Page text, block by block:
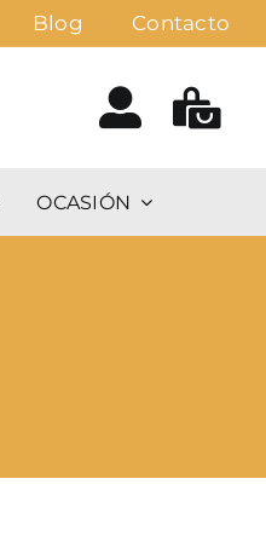
Blog Contacto
OCASIÓN